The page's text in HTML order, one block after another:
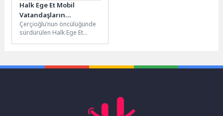
Halk Ege Et Mobil
Vatandaşların
Hizmetinde
Çerçioğlu’nun öncülüğünde
sürdürülen Halk Ege Et
Büyükşehir...